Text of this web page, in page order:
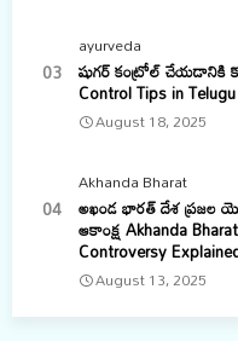
ayurveda
షుగర్ కంట్రోల్ చేయడానికి
Control Tips in Telugu
August 18, 2025
Akhanda Bharat
అఖండ భారత్ దేశ ప్రజల
ఆకాంక్ష Akhanda
Controversy
August 13, 2025